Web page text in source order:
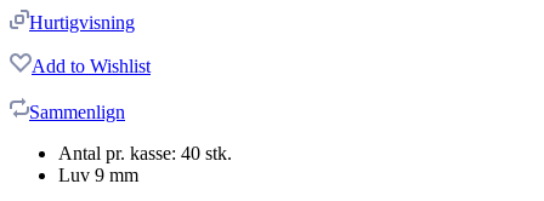
Hurtigvisning
Add to Wishlist
Sammenlign
Antal pr. kasse: 40 stk.
Luv 9 mm